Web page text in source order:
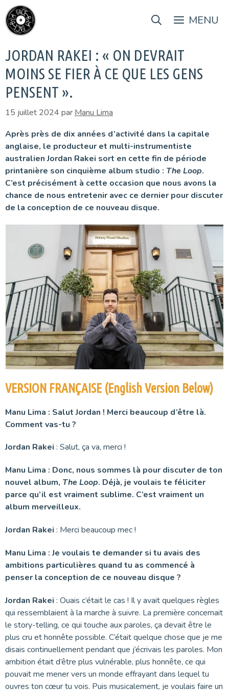
Aller
au
contenu
MENU
JORDAN RAKEI : « ON DEVRAIT
MOINS SE FIER À CE QUE LES GENS
PENSENT ».
15 juillet 2024 par Manu Lima
Après près de dix années d’activité dans la capitale
anglaise, le producteur et multi-instrumentiste
australien Jordan Rakei sort en cette fin de période
printanière son cinquième album studio : The Loop.
C’est précisément à cette occasion que nous avons la
chance de nous entretenir avec ce dernier pour discuter
de la conception de ce nouveau disque.
VERSION FRANÇAISE (English Version Below)
Manu Lima : Salut Jordan ! Merci beaucoup d’être là.
Comment vas-tu ?
Jordan Rakei : Salut, ça va, merci !
Manu Lima : Donc, nous sommes là pour discuter de ton
nouvel album, The Loop. Déjà, je voulais te féliciter
parce qu’il est vraiment sublime. C’est vraiment un
album merveilleux.
Jordan Rakei : Merci beaucoup mec !
Manu Lima : Je voulais te demander si tu avais des
ambitions particulières quand tu as commencé à
penser la conception de ce nouveau disque ?
Jordan Rakei : Ouais c’était le cas ! Il y avait quelques règles
qui ressemblaient à la marche à suivre. La première concernait
le story-telling, ce qui touche aux paroles, ça devait être le
plus cru et honnête possible. C’était quelque chose que je me
disais continuellement pendant que j’écrivais les paroles. Mon
ambition était d’être plus vulnérable, plus honnête, ce qui
pouvait me mener vers un monde effrayant dans lequel tu
ouvres ton cœur tu vois. Puis musicalement, je voulais faire un